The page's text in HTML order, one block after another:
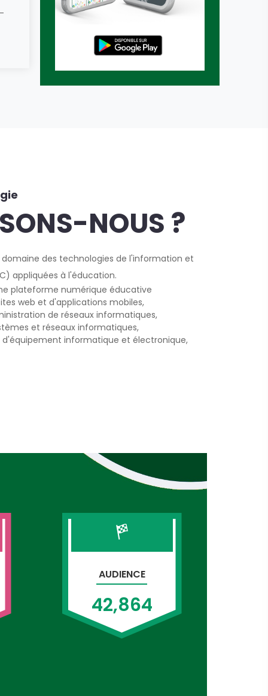
NOUS ?
domaine des technologies de l'information et
appliquées à l'éducation.
plateforme numérique éducative
web et d'applications mobiles,
de réseaux informatiques,
et réseaux informatiques,
informatique et électronique,
AUDIENCE
42,864